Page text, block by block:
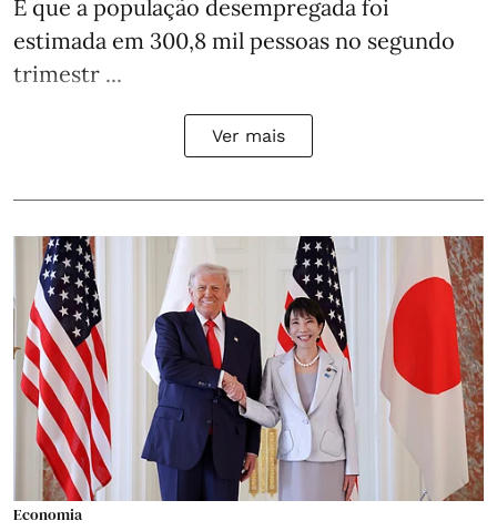
É que a população desempregada foi
estimada em 300,8 mil pessoas no segundo
trimestr ...
Ver mais
Economia